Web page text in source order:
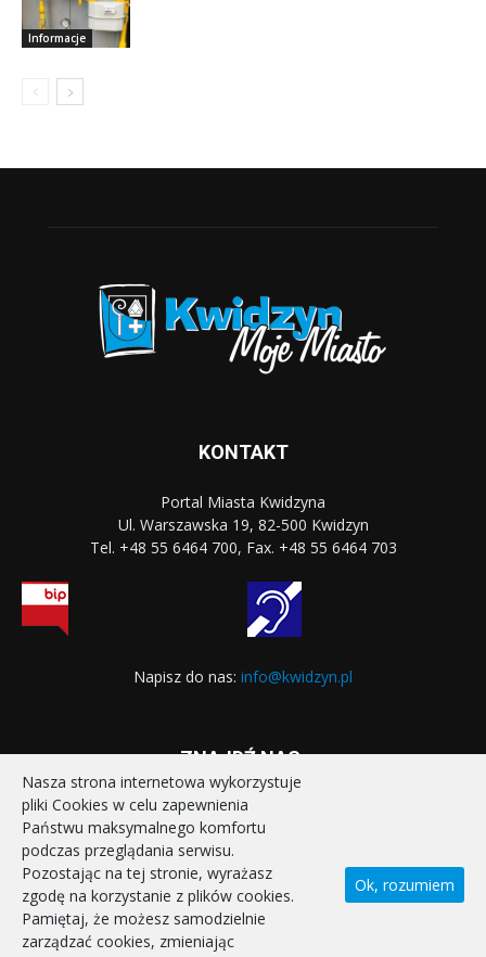
Informacje
KONTAKT
Portal Miasta Kwidzyna
Ul. Warszawska 19, 82-500 Kwidzyn
Tel. +48 55 6464 700, Fax. +48 55 6464 703
Napisz do nas: info@kwidzyn.pl
ZNAJDŹ NAS:
STRONA GŁÓWNA
REALIZOWANE PROJEKTY
POLITYKA PRYWATNOŚCI
DEKLARACJA DOSTĘPNOŚCI
KONTAKT
Nasza strona internetowa wykorzystuje
pliki Cookies w celu zapewnienia
Państwu maksymalnego komfortu
podczas przeglądania serwisu.
Pozostając na tej stronie, wyrażasz
zgodę na korzystanie z plików cookies.
Pamiętaj, że możesz samodzielnie
zarządzać cookies, zmieniając
Ok, rozumiem